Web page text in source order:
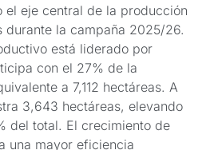
el eje central de la producción
durante la campaña 2025/26.
está liderado por
con el 27% de la
a 7,112 hectáreas. A
3,643 hectáreas, elevando
del total. El crecimiento de
una mayor eficiencia